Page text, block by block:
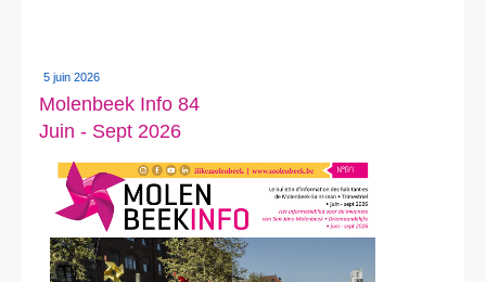
5 juin 2026
Molenbeek Info 84
Juin - Sept 2026